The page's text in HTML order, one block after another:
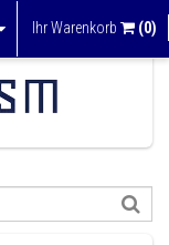
Ihr Warenkorb (0)